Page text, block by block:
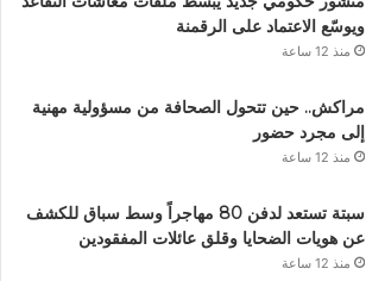
ويوسّع الاعتماد على الرقمنة
منذ 12 ساعة
مراكش.. حين تتحول الصحافة من مسؤولية مهنية
إلى مجرد حضور
منذ 12 ساعة
سبتة تستعد لدفن 80 مهاجراً وسط سباق للكشف
عن هويات الضحايا وقلق عائلات المفقودين
منذ 12 ساعة